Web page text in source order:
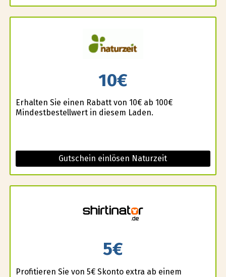
10€
Erhalten Sie einen Rabatt von 10€ ab 100€
Mindestbestellwert in diesem Laden.
Gutschein einlösen Naturzeit
5€
Profitieren Sie von 5€ Skonto extra ab einem